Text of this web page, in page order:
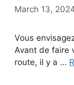
March 13,
Vous
Avant de faire
route, il y a …